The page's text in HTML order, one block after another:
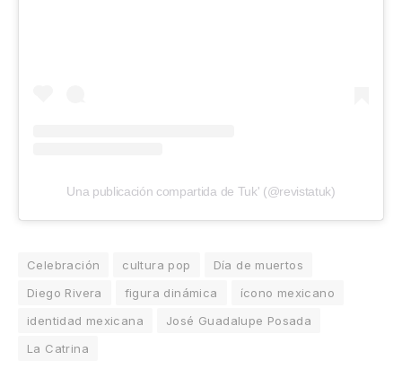
Una publicación compartida de Tuk' (@revistatuk)
Celebración cultura pop
Día de muertos
Diego Rivera
figura dinámica
ícono mexicano
identidad mexicana
José Guadalupe Posada
La Catrina